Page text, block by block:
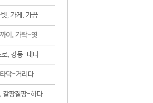
, 가게, 가끔
이, 가락-엿
, 강동-대다
닥-거리다
갈팡질팡-하다